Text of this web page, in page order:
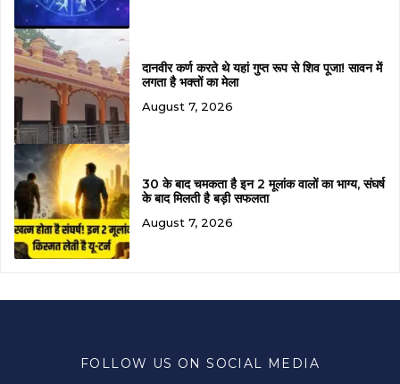
दानवीर कर्ण करते थे यहां गुप्त रूप से शिव पूजा! सावन में
लगता है भक्तों का मेला
August 7, 2026
30 के बाद चमकता है इन 2 मूलांक वालों का भाग्य, संघर्ष
के बाद मिलती है बड़ी सफलता
August 7, 2026
FOLLOW US ON SOCIAL MEDIA